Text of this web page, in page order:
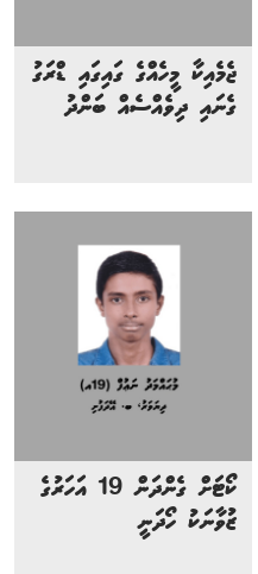
ޖެމެއިކާ މީހެއްގެ ގައިގައި ޑްރަގު
ގެނައި ދިވެއްސެއް ބަންދު
ކޯޓަށް ގެންދަން 19 އަހަރުގެ
ޒުވާނަކު ހޯދަނީ